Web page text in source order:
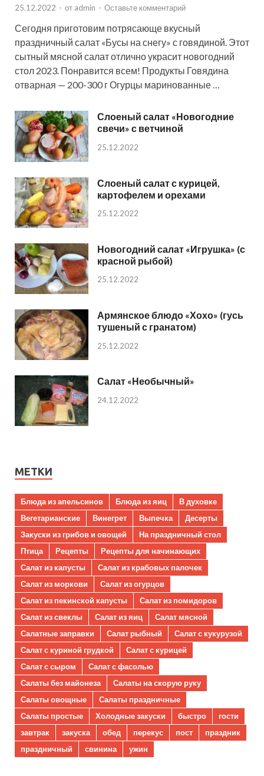
25.12.2022 - от admin - Оставьте комментарий
Сегодня приготовим потрясающе вкусный
праздничный салат «Бусы на снегу» с говядиной. Этот
сытный мясной салат отлично украсит новогодний
стол 2023. Понравится всем! Продукты Говядина
отварная — 200-300 г Огурцы маринованные …
Слоеный салат «Новогодние
свечи» с ветчиной
25.12.2022
Слоеный салат с курицей,
картофелем и орехами
25.12.2022
Новогодний салат «Игрушка» (с
красной рыбой)
25.12.2022
Армянское блюдо «Хохо» (гусь
тушеный с гранатом)
25.12.2022
Салат «Необычный»
24.12.2022
МЕТКИ
Блюда из апельсинов Блюда из яиц
В духовке
Вегетарианские
Винегрет Выпечка
Десерты
Закуски из грибов и овощей
На праздничный стол
Птица
Рецепты
Рецепты для начинающих
Салат из капусты
Салат из крабовых палочек
Салат из моркови
Салат из огурцов
Салат из пекинской капусты
Салат из помидоров
Салат из свеклы
Салат из яиц
Салат мясной
Салатные заправки
Салат рыбный
Салат с кукурузой
Салат с куриной грудкой
Салат с курицей
Салат с сыром
Салат с фасолью
Салаты без майонеза
Салаты на скорую руку
Салаты овощные
Салаты праздничные
Салаты простые
Холодные закуски быстро
гости
завтрак
закуска обед перекус пост
праздник
праздничный
свинина ужин